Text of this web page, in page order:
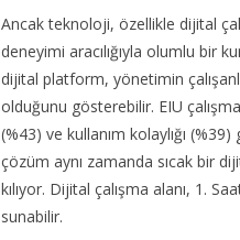
Ancak teknoloji, özellikle dijital
deneyimi aracılığıyla olumlu bir
dijital platform, yönetimin
olduğunu gösterebilir. EIU
(%43) ve kullanım kolaylığı (%39)
çözüm aynı zamanda sıcak bir
kılıyor. Dijital çalışma alanı, 1.
sunabilir.